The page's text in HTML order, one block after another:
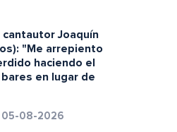
cantautor Joaquín
"Me arrepiento
haciendo el
en lugar de
05-08-2026